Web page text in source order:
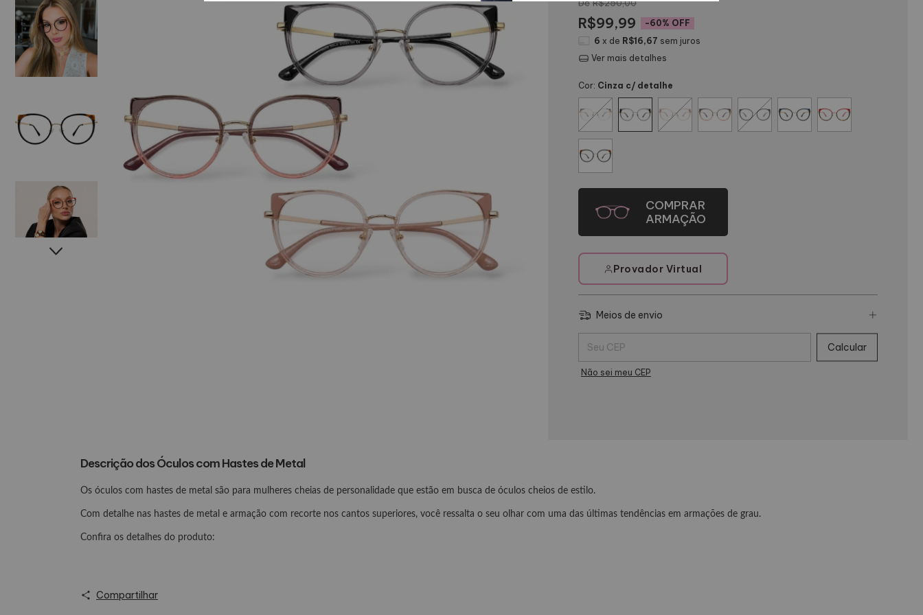
R$250,00
R$99,99 -60% OFF
6 x de R$16,67 sem juros
Ver mais detalhes
Cor: Cinza c/ detalhe
Provador Virtual
Meios de envio
Entregas para o CEP:
Calcular
Não sei meu CEP
Descrição dos Óculos com Hastes de Metal
Os óculos com hastes de metal são para mulheres cheias de personalidade que estão em busca de óculos cheios de estilo.
Com detalhe nas hastes de metal e armação com recorte nos cantos superiores, você ressalta o seu olhar com uma das últimas tendências em armações de grau.
Confira os detalhes do produto:
Tamanho: único.
Compartilhar